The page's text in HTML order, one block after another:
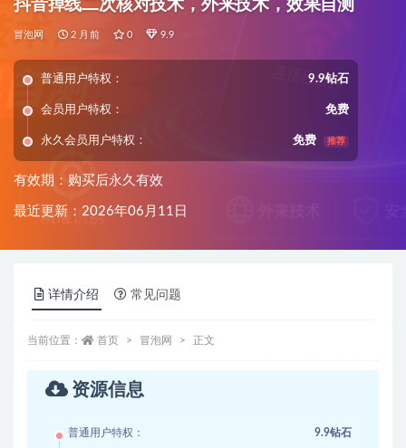
抖音掉线二次核对技术，外来技术，效果自测
冒泡网 2 月前 0 9.9
普通用户特权： 9.9钻石
会员用户特权： 免费
永久会员用户特权： 免费 推荐
有效期：购买后永久有效
最近更新：2026年06月11日
详情介绍 常见问题
当前位置： 首页 冒泡网 正文
资源信息
普通用户特权： 9.9钻石